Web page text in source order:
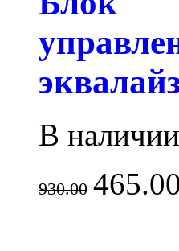
В наличии
930.00 465.00